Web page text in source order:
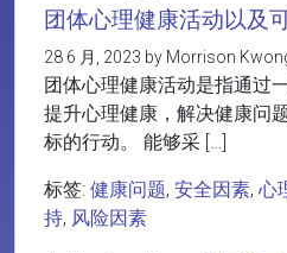
团体心理健康活动以及
28 6 月, 2023 by Morrison
团体心理健康活动是指通过
提升心理健康，解决健康问
标的行动。 能够采 […]
标签: 健康问题, 安全因素, 心
持, 风险因素